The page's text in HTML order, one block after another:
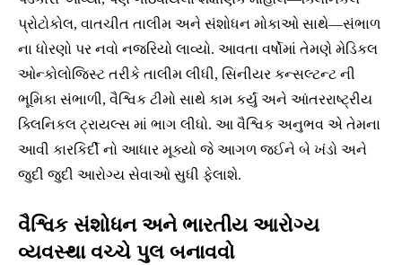
પ્રોટોકોલ, વાતચીત તાલીમ અને સંશોધન મોકાઓ સાથે—સંભાળ
ના ધોરણો પર નવો નજરિયો લાવ્યો. આવતા વર્ષોમાં તેમણે મેડિકલ
ઓન્કોલોજિસ્ટ તરીકે તાલીમ લીધી, સિનીયર કન્સલ્ટન્ટ ની
ભૂમિકા સંભાળી, વૈશ્વિક ટીમો સાથે કામ કર્યું અને આંતરરાષ્ટ્રીય
ક્લિનિકલ ટ્રાયલ્સ માં ભાગ લીધો. આ વૈશ્વિક અનુભવ એ તેમના
આવી કારકિર્દી નો આધાર મૂક્યો જે આગળ જઈને બે ખંડો અને
જુદી જુદી આરોગ્ય સેવાઓ સુધી ફેલાશે.
વૈશ્વિક સંશોધન અને ભારતીય આરોગ્ય
વ્યવસ્થા વચ્ચે પુલ બનાવવો